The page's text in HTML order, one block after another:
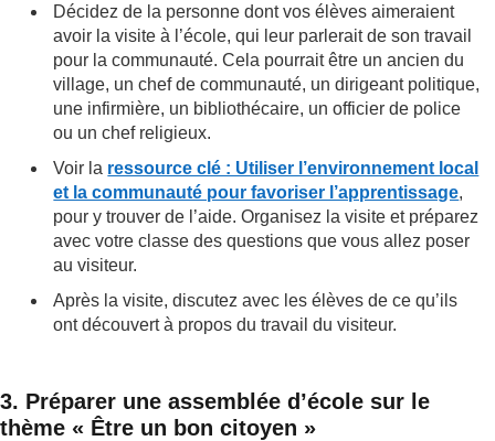
Décidez de la personne dont vos élèves aimeraient
avoir la visite à l’école, qui leur parlerait de son travail
pour la communauté. Cela pourrait être un ancien du
village, un chef de communauté, un dirigeant politique,
une infirmière, un bibliothécaire, un officier de police
ou un chef religieux.
Voir la ressource clé : Utiliser l’environnement local
et la communauté pour favoriser l’apprentissage,
pour y trouver de l’aide. Organisez la visite et préparez
avec votre classe des questions que vous allez poser
au visiteur.
Après la visite, discutez avec les élèves de ce qu’ils
ont découvert à propos du travail du visiteur.
3. Préparer une assemblée d’école sur le
thème « Être un bon citoyen »